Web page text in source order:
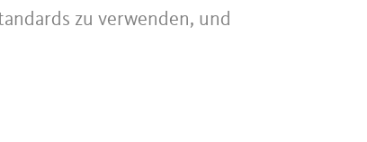
zu verwenden, und